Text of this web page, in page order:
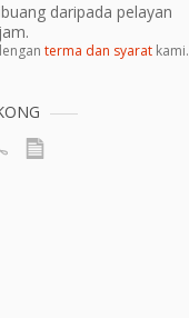
daripada pelayan
terma dan syarat kami.